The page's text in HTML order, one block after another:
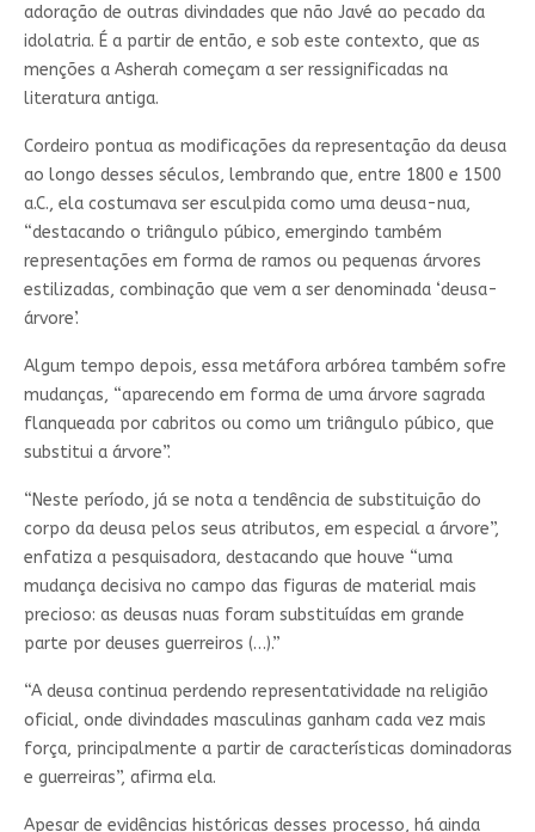
adoração de outras divindades que não Javé ao pecado da
idolatria. É a partir de então, e sob este contexto, que as
menções a Asherah começam a ser ressignificadas na
literatura antiga.
Cordeiro pontua as modificações da representação da deusa
ao longo desses séculos, lembrando que, entre 1800 e 1500
a.C., ela costumava ser esculpida como uma deusa-nua,
“destacando o triângulo púbico, emergindo também
representações em forma de ramos ou pequenas árvores
estilizadas, combinação que vem a ser denominada ‘deusa-
árvore’.
Algum tempo depois, essa metáfora arbórea também sofre
mudanças, “aparecendo em forma de uma árvore sagrada
flanqueada por cabritos ou como um triângulo púbico, que
substitui a árvore”.
“Neste período, já se nota a tendência de substituição do
corpo da deusa pelos seus atributos, em especial a árvore”,
enfatiza a pesquisadora, destacando que houve “uma
mudança decisiva no campo das figuras de material mais
precioso: as deusas nuas foram substituídas em grande
parte por deuses guerreiros (…).”
“A deusa continua perdendo representatividade na religião
oficial, onde divindades masculinas ganham cada vez mais
força, principalmente a partir de características dominadoras
e guerreiras”, afirma ela.
Apesar de evidências históricas desses processo, há ainda